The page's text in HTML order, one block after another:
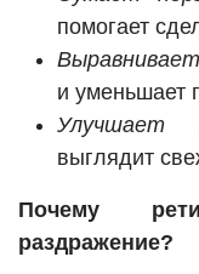
помогает
и уменьшает
Улучшает
выглядит
Почему
раздражение?